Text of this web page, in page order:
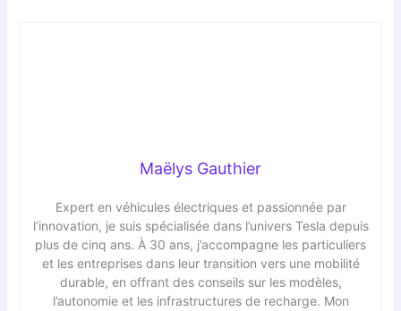
Maëlys Gauthier
Expert en véhicules électriques et passionnée par
l’innovation, je suis spécialisée dans l’univers Tesla depuis
plus de cinq ans. À 30 ans, j’accompagne les particuliers
et les entreprises dans leur transition vers une mobilité
durable, en offrant des conseils sur les modèles,
l’autonomie et les infrastructures de recharge. Mon